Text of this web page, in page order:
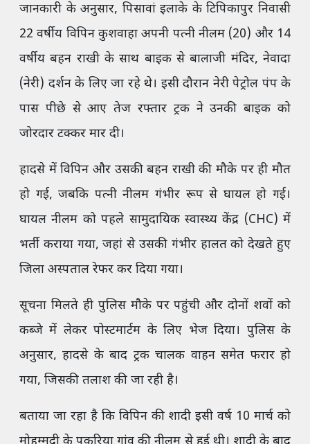
जानकारी के अनुसार, पिसावां इलाके के टिपिकापुर निवासी
22 वर्षीय विपिन कुशवाहा अपनी पत्नी नीलम (20) और 14
वर्षीय बहन राखी के साथ बाइक से बालाजी मंदिर, नेवादा
(नेरी) दर्शन के लिए जा रहे थे। इसी दौरान नेरी पेट्रोल पंप के
पास पीछे से आए तेज रफ्तार ट्रक ने उनकी बाइक को
जोरदार टक्कर मार दी।
हादसे में विपिन और उसकी बहन राखी की मौके पर ही मौत
हो गई, जबकि पत्नी नीलम गंभीर रूप से घायल हो गई।
घायल नीलम को पहले सामुदायिक स्वास्थ्य केंद्र (CHC) में
भर्ती कराया गया, जहां से उसकी गंभीर हालत को देखते हुए
जिला अस्पताल रेफर कर दिया गया।
सूचना मिलते ही पुलिस मौके पर पहुंची और दोनों शवों को
कब्जे में लेकर पोस्टमार्टम के लिए भेज दिया। पुलिस के
अनुसार, हादसे के बाद ट्रक चालक वाहन समेत फरार हो
गया, जिसकी तलाश की जा रही है।
बताया जा रहा है कि विपिन की शादी इसी वर्ष 10 मार्च को